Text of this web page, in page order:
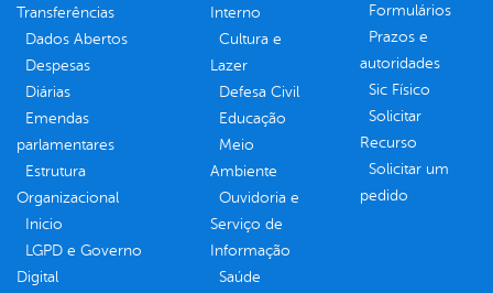
Transferências
Dados Abertos
Despesas
Diárias
Emendas
parlamentares
Estrutura
Organizacional
Inicio
LGPD e Governo
Digital
Interno
Cultura e
Lazer
Defesa Civil
Educação
Meio
Ambiente
Ouvidoria e
Serviço de
Informação
Saúde
Formulários
Prazos e
autoridades
Sic Físico
Solicitar
Recurso
Solicitar um
pedido